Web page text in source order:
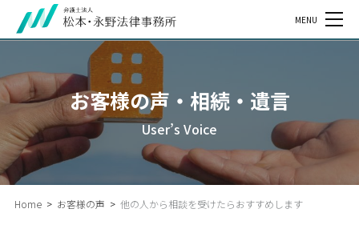
MENU
お客様の声・相続・遺言
User’s Voice
Home > お客様の声 > 他の人から相談を受けたらおすすめします